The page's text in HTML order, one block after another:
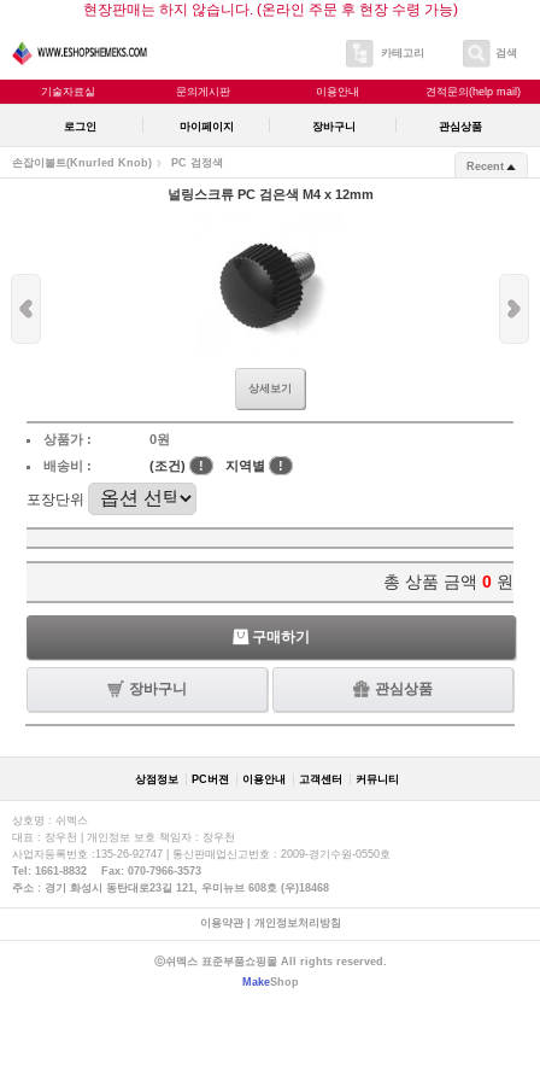
현장판매는 하지 않습니다. (온라인 주문 후 현장 수령 가능)
카테고리 검색
기술자료실 문의게시판 이용안내 견적문의(help mail)
로그인 마이페이지 장바구니 관심상품
손잡이볼트(Knurled Knob) PC 검정색 Recent
널링스크류 PC 검은색 M4 x 12mm
상세보기
상품가 :
0원
배송비 :
(조건) ! 지역별 !
포장단위
총 상품 금액 0 원
구매하기
장바구니 관심상품
상점정보 PC버젼 이용안내 고객센터 커뮤니티
상호명 : 쉬멕스
대표 : 장우천 | 개인정보 보호 책임자 : 장우천
사업자등록번호 :135-26-92747 | 통신판매업신고번호 : 2009-경기수원-0550호
Tel: 1661-8832 Fax: 070-7966-3573
주소 : 경기 화성시 동탄대로23길 121, 우미뉴브 608호 (우)18468
이용약관| 개인정보처리방침
ⓒ쉬멕스 표준부품쇼핑몰 All rights reserved.
MakeShop